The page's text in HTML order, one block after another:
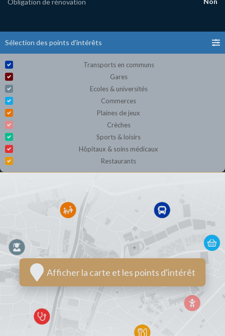
Obligation de rénovation
Sélection des points d'intérêts
Transports en communs
Gares
Ecoles & universités
Commerces
Plaines de jeux
Crèches
Sports & loisirs
Hôpitaux & soins médicaux
Restaurants
Afficher la carte et les points d'intérêt